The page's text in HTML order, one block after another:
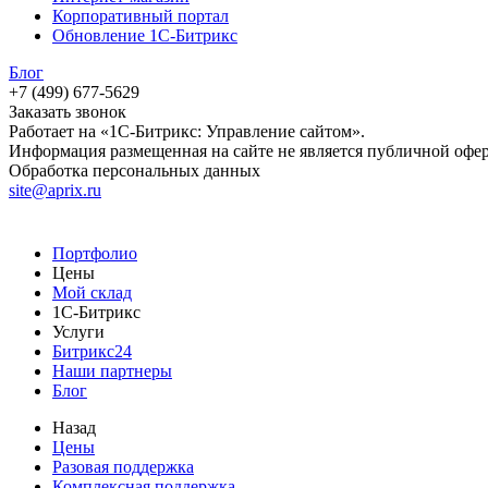
Корпоративный портал
Обновление 1С-Битрикс
Блог
+7 (499) 677-5629
Заказать звонок
Работает на «1С-Битрикс: Управление сайтом».
Информация размещенная на сайте не является публичной
Обработка персональных данных
site@aprix.ru
Портфолио
Цены
Мой склад
1С-Битрикс
Услуги
Битрикс24
Наши партнеры
Блог
Назад
Цены
Разовая поддержка